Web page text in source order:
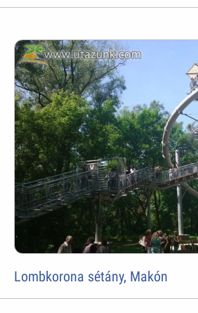
Lombkorona sétány, Makón